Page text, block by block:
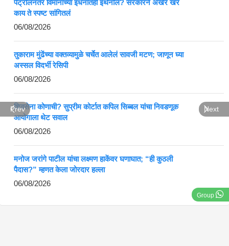
Group
Prev Next
पेट्रोलनंतर विमानाच्या इंधनातही इथेनॉल? सरकारने अखेर खरं
काय ते स्पष्ट सांगितलं
06/08/2026
तुकाराम मुंढेंच्या वक्तव्यामुळे चर्चेत आलेलं सावजी मटण; जाणून घ्या
अस्सल विदर्भी रेसिपी
06/08/2026
शिवसेना कोणाची? सुप्रीम कोर्टात कपिल सिब्बल यांचा निवडणूक
आयोगाला थेट सवाल
06/08/2026
मनोज जरांगे पाटील यांचा लक्ष्मण हाकेंवर घणाघात; “ही कुठली
पैदास?” म्हणत केला जोरदार हल्ला
06/08/2026